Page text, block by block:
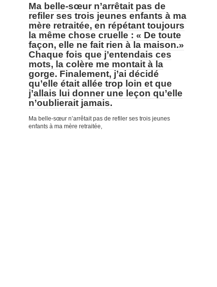
Ma belle-sœur n’arrêtait pas de
refiler ses trois jeunes enfants à ma
mère retraitée, en répétant toujours
la même chose cruelle : « De toute
façon, elle ne fait rien à la maison.»
Chaque fois que j’entendais ces
mots, la colère me montait à la
gorge. Finalement, j’ai décidé
qu’elle était allée trop loin et que
j’allais lui donner une leçon qu’elle
n’oublierait jamais.
Ma belle-sœur n’arrêtait pas de refiler ses trois jeunes
enfants à ma mère retraitée,